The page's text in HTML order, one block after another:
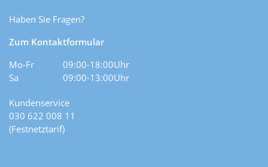
Haben Sie Fragen?
Zum Kontaktformular
Mo-Fr
09:00-18:00Uhr
Sa
09:00-13:00Uhr
Kundenservice
030 622 008 11
(Festnetztarif)